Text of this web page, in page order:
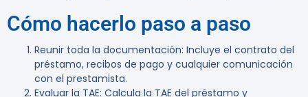
Cómo hacerlo paso a paso
Reunir toda la documentación: Incluye el contrato del
préstamo, recibos de pago y cualquier comunicación
con el prestamista.
Evaluar la TAE: Calcula la TAE del préstamo y